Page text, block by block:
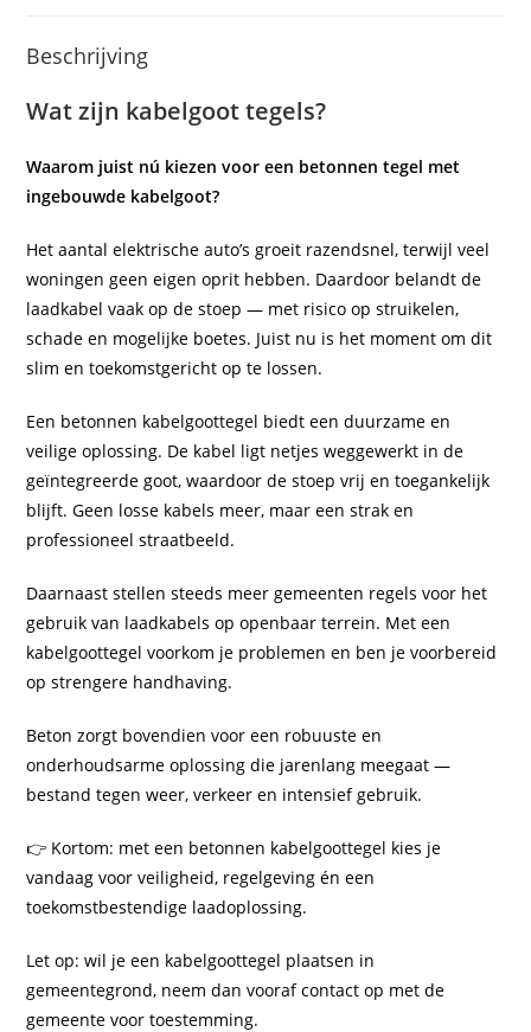
Beschrijving
Wat zijn kabelgoot tegels?
Waarom juist nú kiezen voor een betonnen tegel met
ingebouwde kabelgoot?
Het aantal elektrische auto’s groeit razendsnel, terwijl veel
woningen geen eigen oprit hebben. Daardoor belandt de
laadkabel vaak op de stoep — met risico op struikelen,
schade en mogelijke boetes. Juist nu is het moment om dit
slim en toekomstgericht op te lossen.
Een betonnen kabelgoottegel biedt een duurzame en
veilige oplossing. De kabel ligt netjes weggewerkt in de
geïntegreerde goot, waardoor de stoep vrij en toegankelijk
blijft. Geen losse kabels meer, maar een strak en
professioneel straatbeeld.
Daarnaast stellen steeds meer gemeenten regels voor het
gebruik van laadkabels op openbaar terrein. Met een
kabelgoottegel voorkom je problemen en ben je voorbereid
op strengere handhaving.
Beton zorgt bovendien voor een robuuste en
onderhoudsarme oplossing die jarenlang meegaat —
bestand tegen weer, verkeer en intensief gebruik.
👉 Kortom: met een betonnen kabelgoottegel kies je
vandaag voor veiligheid, regelgeving én een
toekomstbestendige laadoplossing.
Let op: wil je een kabelgoottegel plaatsen in
gemeentegrond, neem dan vooraf contact op met de
gemeente voor toestemming.